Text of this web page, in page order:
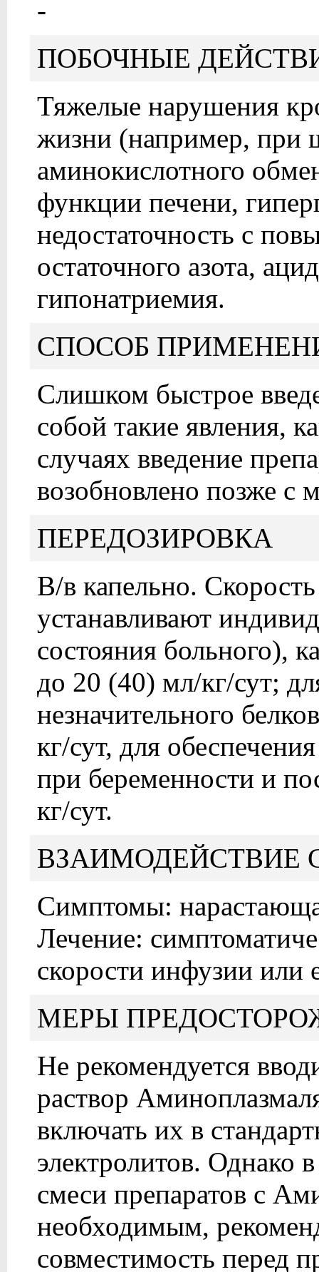
-
ПОБОЧНЫЕ
Тяжелые нарушения
жизни (например, при
аминокислотного
функции печени,
недостаточность с
остаточного азота,
гипонатриемия.
СПОСОБ
Слишком быстрое
собой такие явления,
случаях введение
возобновлено позже с
ПЕРЕДОЗИРОВКА
В/в капельно.
устанавливают
состояния больного),
до 20 (40) мл/кг/сут;
незначительного
кг/сут, для
при беременности и
кг/сут.
ВЗАИМОДЕЙСТВИЕ
Симптомы:
Лечение:
скорости инфузии или
МЕРЫ
Не рекомендуется
раствор
включать их в
электролитов. Однако
смеси препаратов с
необходимым,
совместимость перед